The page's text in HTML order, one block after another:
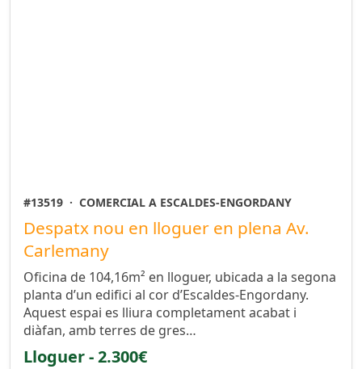
#13519 · COMERCIAL A ESCALDES-ENGORDANY
Despatx nou en lloguer en plena Av.
Carlemany
Oficina de 104,16m² en lloguer, ubicada a la segona
planta d’un edifici al cor d’Escaldes-Engordany.
Aquest espai es lliura completament acabat i
diàfan, amb terres de gres…
Lloguer - 2.300€